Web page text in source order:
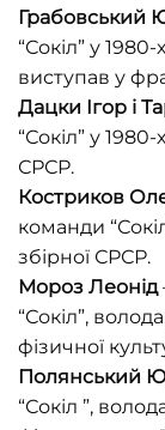
Грабовський
“Сокіл” у
виступав у
Дацки Ігор і
“Сокіл” у
СРСР.
Костриков
команди
збірної СРСР.
Мороз Леонід
“Сокіл”,
фізичної
Полянський
“Сокіл ”,